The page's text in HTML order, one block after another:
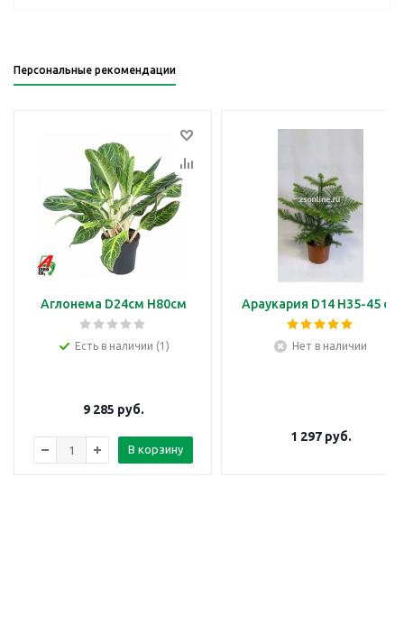
Персональные рекомендации
Аглонема D24см H80см
Есть в наличии (1)
9 285 руб.
В корзину
Араукария D14 H35-45 см
Нет в наличии
1 297руб.